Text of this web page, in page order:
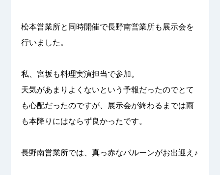
松本営業所と同時開催で長野南営業所も展示会を
行いました。
私、宮坂も料理実演担当で参加。
天気があまりよくないという予報だったのでとて
も心配だったのですが、展示会が終わるまでは雨
も本降りにはならず良かったです。
長野南営業所では、真っ赤なバルーンがお出迎え♪